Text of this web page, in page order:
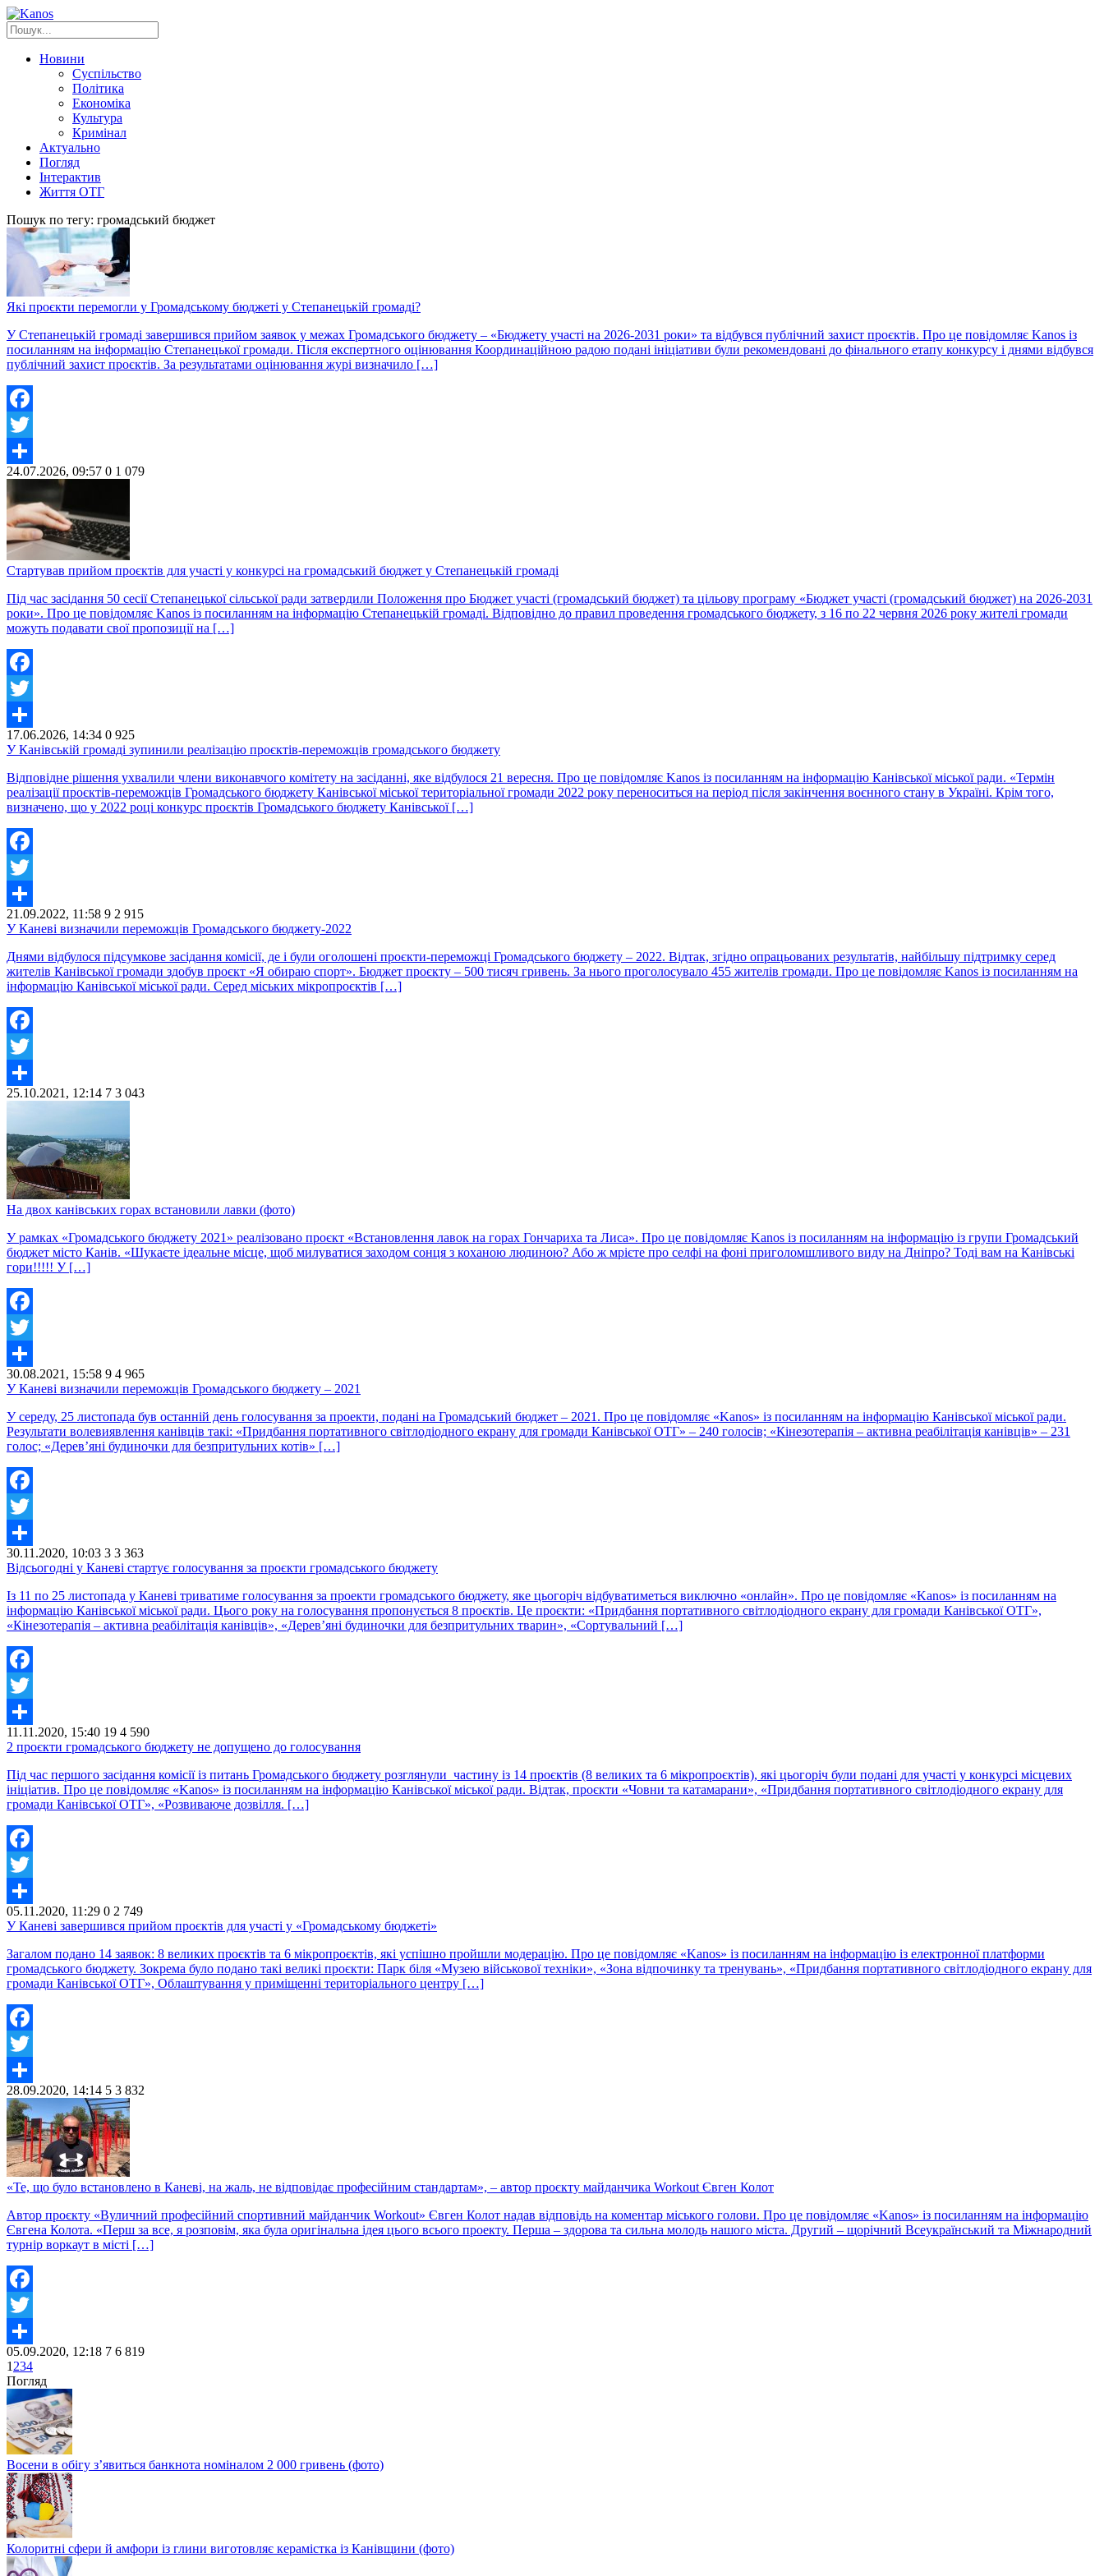
Новини
Суспільство
Політика
Економіка
Культура
Кримінал
Актуально
Погляд
Інтерактив
Життя ОТГ
Пошук по тегу: громадський бюджет
Які проєкти перемогли у Громадському бюджеті у Степанецькій громаді?
У Степанецькій громаді завершився прийом заявок у межах Громадського бюджету – «Бюджету участі на 2026-2031 роки» та відбувся публічний захист проєктів. Про це повідомляє Kanos із
посиланням на інформацію Степанецької громади. Після експертного оцінювання Координаційною радою подані ініціативи були рекомендовані до фінального етапу конкурсу і днями відбувся
публічний захист проєктів. За результатами оцінювання журі визначило […]
Facebook
Twitter
Share
24.07.2026, 09:57 0 1 079
Стартував прийом проєктів для участі у конкурсі на громадський бюджет у Степанецькій громаді
Під час засідання 50 сесії Степанецької сільської ради затвердили Положення про Бюджет участі (громадський бюджет) та цільову програму «Бюджет участі (громадський бюджет) на 2026-2031
роки». Про це повідомляє Kanos із посиланням на інформацію Степанецькій громаді. Відповідно до правил проведення громадського бюджету, з 16 по 22 червня 2026 року жителі громади
можуть подавати свої пропозиції на […]
Facebook
Twitter
Share
17.06.2026, 14:34 0 925
У Канівській громаді зупинили реалізацію проєктів-переможців громадського бюджету
Відповідне рішення ухвалили члени виконавчого комітету на засіданні, яке відбулося 21 вересня. Про це повідомляє Kanos із посиланням на інформацію Канівської міської ради. «Термін
реалізації проєктів-переможців Громадського бюджету Канівської міської територіальної громади 2022 року переноситься на період після закінчення воєнного стану в Україні. Крім того,
визначено, що у 2022 році конкурс проєктів Громадського бюджету Канівської […]
Facebook
Twitter
Share
21.09.2022, 11:58 9 2 915
У Каневі визначили переможців Громадського бюджету-2022
Днями відбулося підсумкове засідання комісії, де і були оголошені проєкти-переможці Громадського бюджету – 2022. Відтак, згідно опрацьованих результатів, найбільшу підтримку серед
жителів Канівської громади здобув проєкт «Я обираю спорт». Бюджет проєкту – 500 тисяч гривень. За нього проголосувало 455 жителів громади. Про це повідомляє Kanos із посиланням на
інформацію Канівської міської ради. Серед міських мікропроєктів […]
Facebook
Twitter
Share
25.10.2021, 12:14 7 3 043
На двох канівських горах встановили лавки (фото)
У рамках «Громадського бюджету 2021» реалізовано проєкт «Встановлення лавок на горах Гончариха та Лиса». Про це повідомляє Kanos із посиланням на інформацію із групи Громадський
бюджет місто Канів. «Шукаєте ідеальне місце, щоб милуватися заходом сонця з коханою людиною? Або ж мрієте про селфі на фоні приголомшливого виду на Дніпро? Тоді вам на Канівські
гори!!!!! У […]
Facebook
Twitter
Share
30.08.2021, 15:58 9 4 965
У Каневі визначили переможців Громадського бюджету – 2021
У середу, 25 листопада був останній день голосування за проекти, подані на Громадський бюджет – 2021. Про це повідомляє «Kanos» із посиланням на інформацію Канівської міської ради.
Результати волевиявлення канівців такі: «Придбання портативного світлодіодного екрану для громади Канівської ОТГ» – 240 голосів; «Кінезотерапія – активна реабілітація канівців» – 231
голос; «Дерев’яні будиночки для безпритульних котів» […]
Facebook
Twitter
Share
30.11.2020, 10:03 3 3 363
Відсьогодні у Каневі стартує голосування за проєкти громадського бюджету
Із 11 по 25 листопада у Каневі триватиме голосування за проекти громадського бюджету, яке цьогоріч відбуватиметься виключно «онлайн». Про це повідомляє «Kanos» із посиланням на
інформацію Канівської міської ради. Цього року на голосування пропонується 8 проєктів. Це проєкти: «Придбання портативного світлодіодного екрану для громади Канівської ОТГ»,
«Кінезотерапія – активна реабілітація канівців», «Дерев’яні будиночки для безпритульних тварин», «Сортувальний […]
Facebook
Twitter
Share
11.11.2020, 15:40 19 4 590
2 проєкти громадського бюджету не допущено до голосування
Під час першого засідання комісії із питань Громадського бюджету розглянули частину із 14 проєктів (8 великих та 6 мікропроєктів), які цьогоріч були подані для участі у конкурсі місцевих
ініціатив. Про це повідомляє «Kanos» із посиланням на інформацію Канівської міської ради. Відтак, проєкти «Човни та катамарани», «Придбання портативного світлодіодного екрану для
громади Канівської ОТГ», «Розвиваюче дозвілля. […]
Facebook
Twitter
Share
05.11.2020, 11:29 0 2 749
У Каневі завершився прийом проєктів для участі у «Громадському бюджеті»
Загалом подано 14 заявок: 8 великих проєктів та 6 мікропроєктів, які успішно пройшли модерацію. Про це повідомляє «Kanos» із посиланням на інформацію із електронної платформи
громадського бюджету. Зокрема було подано такі великі проєкти: Парк біля «Музею військової техніки», «Зона відпочинку та тренувань», «Придбання портативного світлодіодного екрану для
громади Канівської ОТГ», Облаштування у приміщенні територіального центру […]
Facebook
Twitter
Share
28.09.2020, 14:14 5 3 832
«Те, що було встановлено в Каневі, на жаль, не відповідає професійним стандартам», – автор проєкту майданчика Workout Євген Колот
Автор проєкту «Вуличний професійний спортивний майданчик Workout» Євген Колот надав відповідь на коментар міського голови. Про це повідомляє «Kanos» із посиланням на інформацію
Євгена Колота. «Перш за все, я розповім, яка була оригінальна ідея цього всього проекту. Перша – здорова та сильна молодь нашого міста. Другий – щорічний Всеукраїнський та Міжнародний
турнір воркаут в місті […]
Facebook
Twitter
Share
05.09.2020, 12:18 7 6 819
1 234
Погляд
Восени в обігу з’явиться банкнота номіналом 2 000 гривень (фото)
Колоритні сфери й амфори із глини виготовляє керамістка із Канівщини (фото)